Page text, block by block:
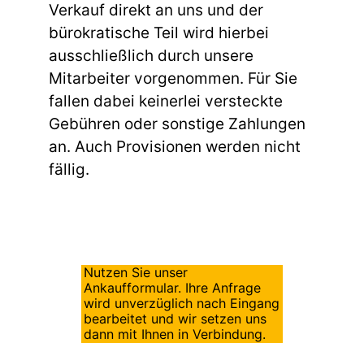
Verkauf direkt an uns und der
bürokratische Teil wird hierbei
ausschließlich durch unsere
Mitarbeiter vorgenommen. Für Sie
fallen dabei keinerlei versteckte
Gebühren oder sonstige Zahlungen
an. Auch Provisionen werden nicht
fällig.
Nutzen Sie unser
Ankaufformular. Ihre Anfrage
wird unverzüglich nach Eingang
bearbeitet und wir setzen uns
dann mit Ihnen in Verbindung.